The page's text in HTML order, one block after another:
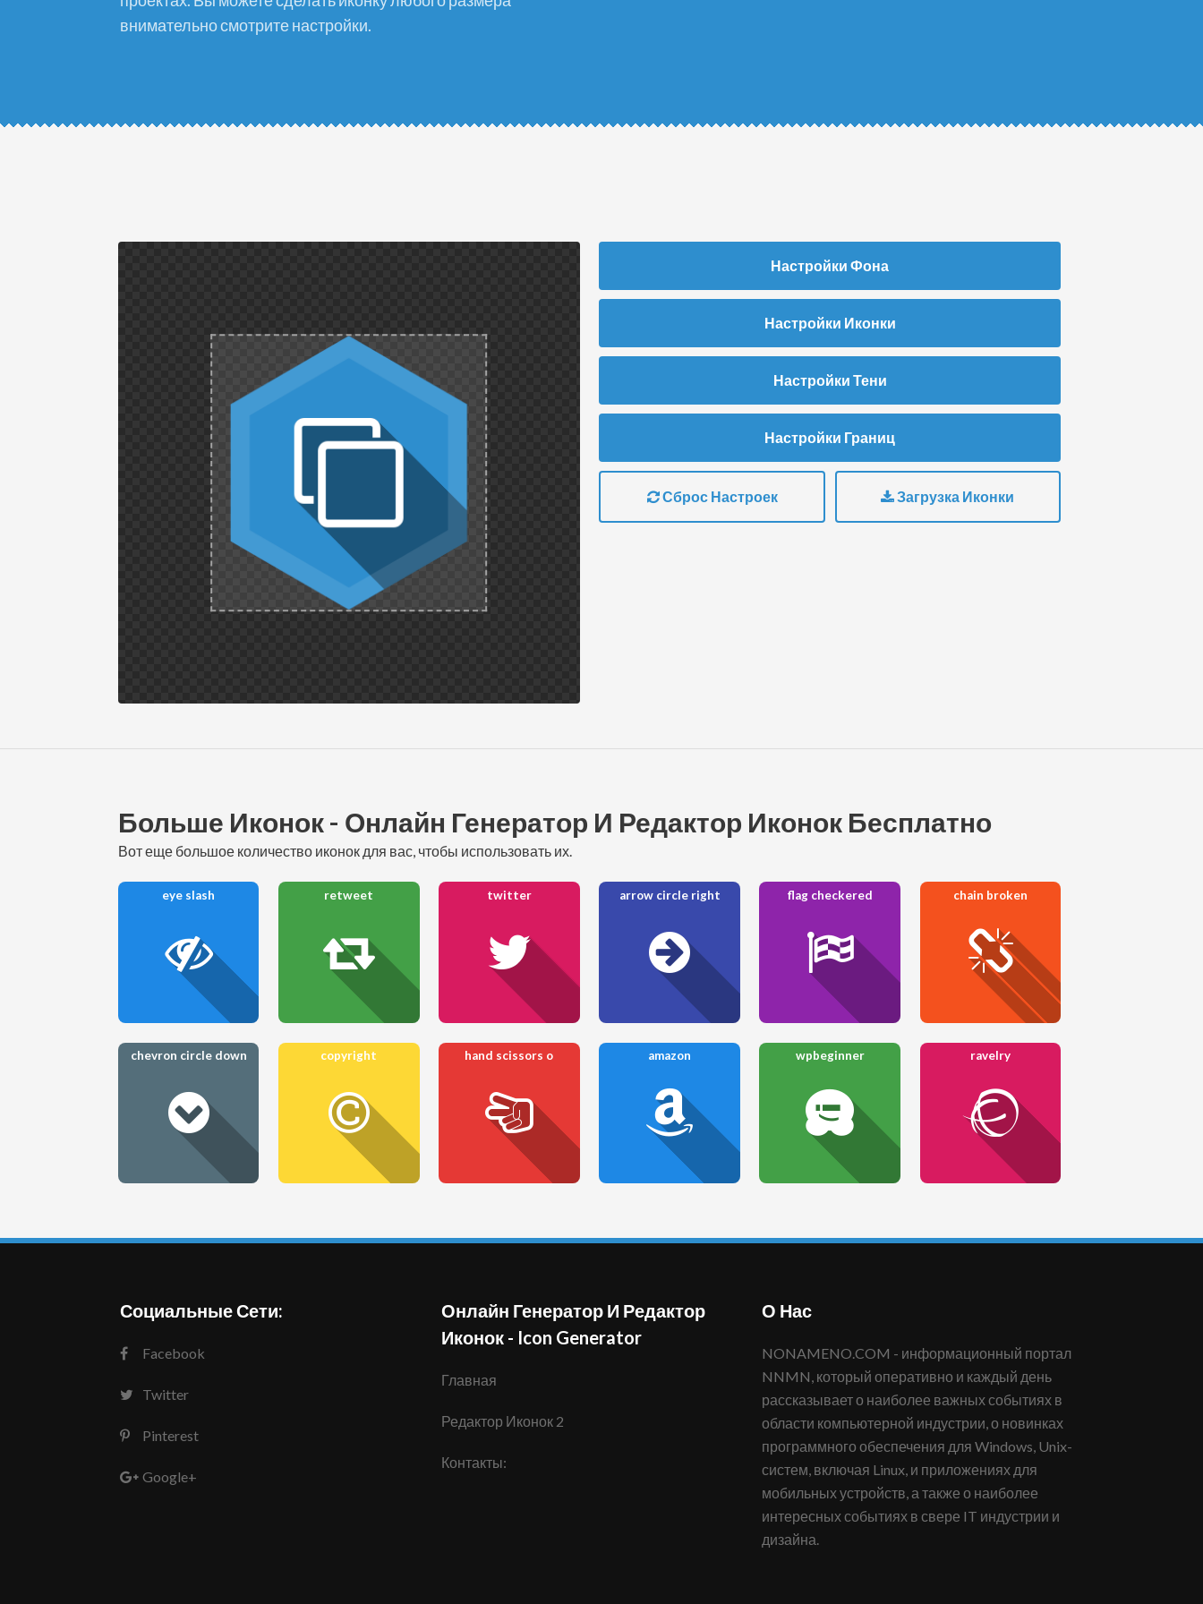
внимательно смотрите настройки.
Настройки Фона
Настройки Иконки
Настройки Тени
Настройки Границ
Сброс Настроек Загрузка Иконки
Больше Иконок - Онлайн Генератор И Редактор Иконок Бесплатно
вот еще большое количество иконок для вас, чтобы использовать их.
eye slash retweet twitter arrow circle right flag checkered chain broken
chevron circle down copyright hand scissors o amazon wpbeginner ravelry
Социальные Сети:
Facebook
Twitter
Pinterest
Google+
Онлайн Генератор И Редактор
Иконок - Icon Generator
Главная
Редактор Иконок 2
Контакты:
О Нас
NONAMENO.COM - информационный портал
NNMN, который оперативно и каждый день
рассказывает о наиболее важных событиях в
области компьютерной индустрии, о новинках
программного обеспечения для Windows, Unix-
систем, включая Linux, и приложениях для
мобильных устройств, а также о наиболее
интересных событиях в свере IT индустрии и
дизайна.